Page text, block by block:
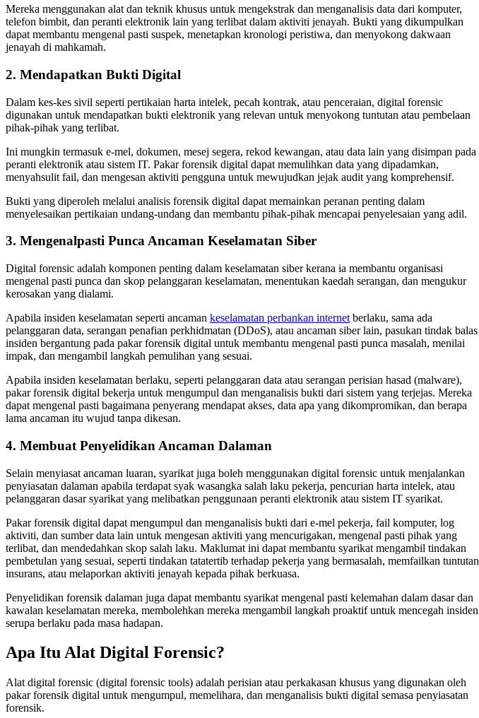
Mereka menggunakan alat dan teknik khusus untuk mengekstrak dan menganalisis data dari komputer,
telefon bimbit, dan peranti elektronik lain yang terlibat dalam aktiviti jenayah. Bukti yang dikumpulkan
dapat membantu mengenal pasti suspek, menetapkan kronologi peristiwa, dan menyokong dakwaan
jenayah di mahkamah.
2. Mendapatkan Bukti Digital
Dalam kes-kes sivil seperti pertikaian harta intelek, pecah kontrak, atau penceraian, digital forensic
digunakan untuk mendapatkan bukti elektronik yang relevan untuk menyokong tuntutan atau pembelaan
pihak-pihak yang terlibat.
Ini mungkin termasuk e-mel, dokumen, mesej segera, rekod kewangan, atau data lain yang disimpan pada
peranti elektronik atau sistem IT. Pakar forensik digital dapat memulihkan data yang dipadamkan,
menyahsulit fail, dan mengesan aktiviti pengguna untuk mewujudkan jejak audit yang komprehensif.
Bukti yang diperoleh melalui analisis forensik digital dapat memainkan peranan penting dalam
menyelesaikan pertikaian undang-undang dan membantu pihak-pihak mencapai penyelesaian yang adil.
3. Mengenalpasti Punca Ancaman Keselamatan Siber
Digital forensic adalah komponen penting dalam keselamatan siber kerana ia membantu organisasi
mengenal pasti punca dan skop pelanggaran keselamatan, menentukan kaedah serangan, dan mengukur
kerosakan yang dialami.
Apabila insiden keselamatan seperti ancaman keselamatan perbankan internet berlaku, sama ada
pelanggaran data, serangan penafian perkhidmatan (DDoS), atau ancaman siber lain, pasukan tindak balas
insiden bergantung pada pakar forensik digital untuk membantu mengenal pasti punca masalah, menilai
impak, dan mengambil langkah pemulihan yang sesuai.
Apabila insiden keselamatan berlaku, seperti pelanggaran data atau serangan perisian hasad (malware),
pakar forensik digital bekerja untuk mengumpul dan menganalisis bukti dari sistem yang terjejas. Mereka
dapat mengenal pasti bagaimana penyerang mendapat akses, data apa yang dikompromikan, dan berapa
lama ancaman itu wujud tanpa dikesan.
4. Membuat Penyelidikan Ancaman Dalaman
Selain menyiasat ancaman luaran, syarikat juga boleh menggunakan digital forensic untuk menjalankan
penyiasatan dalaman apabila terdapat syak wasangka salah laku pekerja, pencurian harta intelek, atau
pelanggaran dasar syarikat yang melibatkan penggunaan peranti elektronik atau sistem IT syarikat.
Pakar forensik digital dapat mengumpul dan menganalisis bukti dari e-mel pekerja, fail komputer, log
aktiviti, dan sumber data lain untuk mengesan aktiviti yang mencurigakan, mengenal pasti pihak yang
terlibat, dan mendedahkan skop salah laku. Maklumat ini dapat membantu syarikat mengambil tindakan
pembetulan yang sesuai, seperti tindakan tatatertib terhadap pekerja yang bermasalah, memfailkan tuntutan
insurans, atau melaporkan aktiviti jenayah kepada pihak berkuasa.
Penyelidikan forensik dalaman juga dapat membantu syarikat mengenal pasti kelemahan dalam dasar dan
kawalan keselamatan mereka, membolehkan mereka mengambil langkah proaktif untuk mencegah insiden
serupa berlaku pada masa hadapan.
Apa Itu Alat Digital Forensic?
Alat digital forensic (digital forensic tools) adalah perisian atau perkakasan khusus yang digunakan oleh
pakar forensik digital untuk mengumpul, memelihara, dan menganalisis bukti digital semasa penyiasatan
forensik.